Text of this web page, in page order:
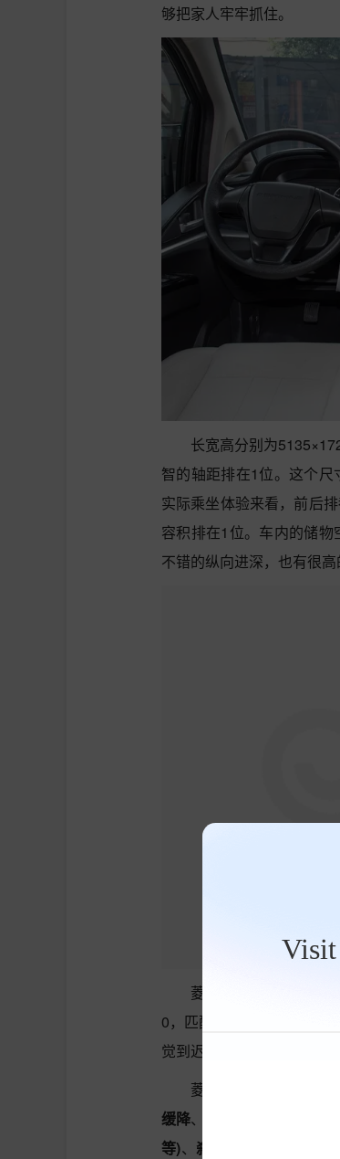
够把家人牢牢抓住。
长宽高分别为
智的轴距排在1位。这个
实际乘坐体验来看，前后
容积排在1位。车内的储
不错的纵向进深，也有很
菱智M5 1.6L 运营型
0，匹配手动(MT)变速箱。
觉到迟滞。在5-8万MPV车
菱智的主/被动安全配
缓降、
等)、 刹车辅助(EBA/BAS等)